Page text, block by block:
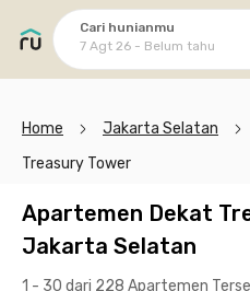
Cari hunianmu
7 Agt 26 - Belum tahu
Home Jakarta Selatan
Treasury Tower
Apartemen Dekat
Jakarta Selatan
1 - 30 dari 228 Apartemen